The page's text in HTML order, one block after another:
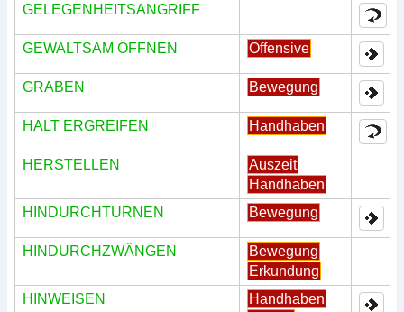
GELEGENHEITSANGRIFF
GEWALTSAM ÖFFNEN Offensive
GRABEN Bewegung
HALT ERGREIFEN Handhaben
HERSTELLEN
Auszeit
Handhaben
HINDURCHTURNEN
Bewegung
HINDURCHZWÄNGEN
Bewegung
Erkundung
HINWEISEN
Handhaben